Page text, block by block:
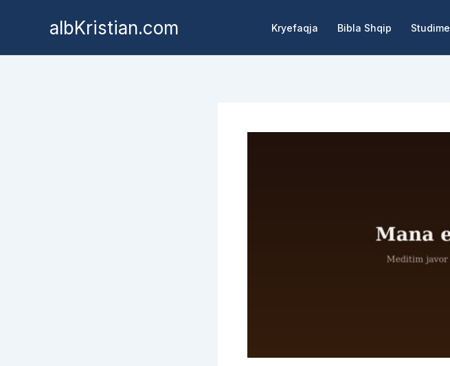
albKristian.com Kryefaqja Bibla Shqip Studime